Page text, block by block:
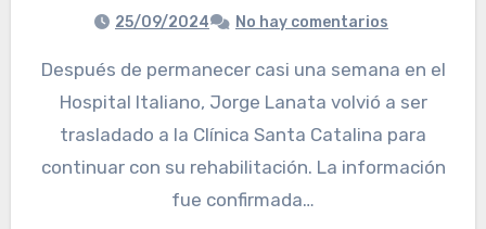
25/09/2024 No hay comentarios
Después de permanecer casi una semana en el
Hospital Italiano, Jorge Lanata volvió a ser
trasladado a la Clínica Santa Catalina para
continuar con su rehabilitación. La información
fue confirmada…